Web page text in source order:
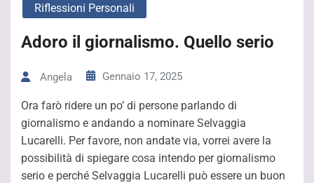
Riflessioni Personali
Adoro il giornalismo. Quello serio
Angela Gennaio 17, 2025
Ora farò ridere un po’ di persone parlando di
giornalismo e andando a nominare Selvaggia
Lucarelli. Per favore, non andate via, vorrei avere la
possibilità di spiegare cosa intendo per giornalismo
serio e perché Selvaggia Lucarelli può essere un buon